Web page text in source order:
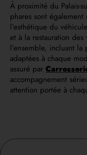
À proximité du Palais-
phares sont
l’esthétique du
et à la restauration
l’ensemble, incluant
adaptées à chaque
assuré par
accompagnement
attention portée à